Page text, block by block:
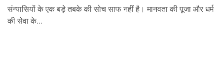
संन्यासियों के एक बड़े तबके की सोच साफ नहीं है। मानवता की पूजा और धर्म
की सेवा के...